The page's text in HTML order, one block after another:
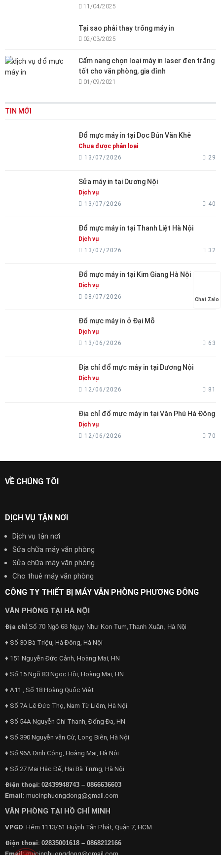
11/04/2025
Tại sao phải thay trống máy in
02/03/2025
Cẩm nang chọn loại máy in laser đen trắng
tốt cho văn phòng, gia đình
01/09/2021
TIN MỚI
Đổ mực máy in tại Dọc Bún Văn Khê
Chưa được phân loại
13/07/2026
29
Sửa máy in tại Dương Nội
Dịch vụ
13/07/2026
40
Đổ mực máy in tại Thanh Liệt Hà Nội
Dịch vụ
13/07/2026
32
Đổ mực máy in tại Kim Giang Hà Nội
Dịch vụ
08/07/2026
44
Đổ mực máy in ở Đại Mỗ
Dịch vụ
13/06/2026
63
Địa chỉ đổ mực máy in tại Dương Nội
Dịch vụ
12/06/2026
81
Địa chỉ đổ mực máy in tại Văn Phú Hà Đông
Dịch vụ
12/06/2026
70
VỀ CHÚNG TÔI
DỊCH VỤ TẬN NƠI
Dịch vụ tận nơi
Sửa chữa máy văn phòng
Sửa chữa máy văn phòng
Cho thuê máy văn phòng
CÔNG TY THIẾT BỊ MÁY VĂN PHÒNG PHƯƠNG ĐÔNG
VĂN PHÒNG TẠI HÀ NỘI
Địa chỉ:Số 70 Ngõ 68 Ngụy Như Kon Tum,Thanh Xuân, Hà Nội
♦ Số 30 Bà Triệu, Hà Đông, Hà Nội
♦ 151 Nguyễn Đức Cảnh, Hoàng Mai, HN
♦ Số 15 Ngõ 83 Ngọc Hồi, Hoàng Mai, HN
♦ A11 , Số 18 Hoàng Quốc Việt
♦ Số 7A Lê Đức Thọ, Nam Từ Liêm, Hà Nội
♦ Số 54A Nguyễn Chí Thanh, Đống Đa, HN
♦ Số 390 Nguyễn văn Cừ, Long Biên, Hà Nội
♦ Số 96A Định Công, Hoàng Mai, Hà Nội
♦ Số 27 Mai Hắc Đế, Hai Bà Trưng, Hà Nội
Điện thoại: 02439948743 – 0866636603
Email: mucinphuongdong@gmail.com
VĂN PHÒNG TẠI HỒ CHÍ MINH
VPGD: Hẻm 1113/51 Huỳnh Tấn Phát, Quận 7, HCM
Điện thoại: 02835001618 – 0868212166
Chat Zalo